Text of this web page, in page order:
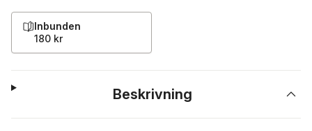
Inbunden
180 kr
Beskrivning